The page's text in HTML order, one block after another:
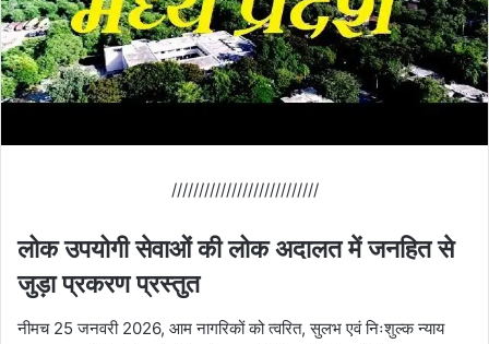
///////////////////////////
लोक उपयोगी सेवाओं की लोक अदालत में जनहित से
जुड़ा प्रकरण प्रस्तुत
नीमच 25 जनवरी 2026, आम नागरिकों को त्वरित, सुलभ एवं निःशुल्क न्याय